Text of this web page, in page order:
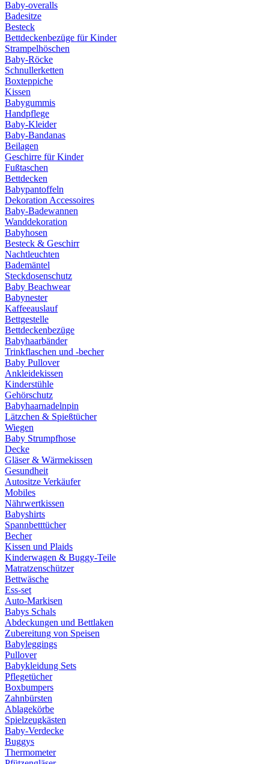
Baby-overalls
Badesitze
Besteck
Bettdeckenbezüge für Kinder
Strampelhöschen
Baby-Röcke
Schnullerketten
Boxteppiche
Kissen
Babygummis
Handpflege
Baby-Kleider
Baby-Bandanas
Beilagen
Geschirre für Kinder
Fußtaschen
Bettdecken
Babypantoffeln
Dekoration Accessoires
Baby-Badewannen
Wanddekoration
Babyhosen
Besteck & Geschirr
Nachtleuchten
Bademäntel
Steckdosenschutz
Baby Beachwear
Babynester
Kaffeeauslauf
Bettgestelle
Bettdeckenbezüge
Babyhaarbänder
Trinkflaschen und -becher
Baby Pullover
Ankleidekissen
Kinderstühle
Gehörschutz
Babyhaarnadelnpin
Lätzchen & Spießtücher
Wiegen
Baby Strumpfhose
Decke
Gläser & Wärmekissen
Gesundheit
Autositze Verkäufer
Mobiles
Nährwertkissen
Babyshirts
Spannbetttücher
Becher
Kissen und Plaids
Kinderwagen & Buggy-Teile
Matratzenschützer
Bettwäsche
Ess-set
Auto-Markisen
Babys Schals
Abdeckungen und Bettlaken
Zubereitung von Speisen
Babyleggings
Pullover
Babykleidung Sets
Pflegetücher
Boxbumpers
Zahnbürsten
Ablagekörbe
Spielzeugkästen
Baby-Verdecke
Buggys
Thermometer